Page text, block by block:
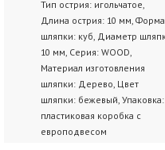
Тип острия: игольчатое,
Длина острия: 10 мм, Форма
шляпки: куб, Диаметр
10 мм, Серия: WOOD,
Материал изготовления
шляпки: Дерево, Цвет
шляпки: бежевый, Упаковка:
пластиковая коробка с
европодвесом